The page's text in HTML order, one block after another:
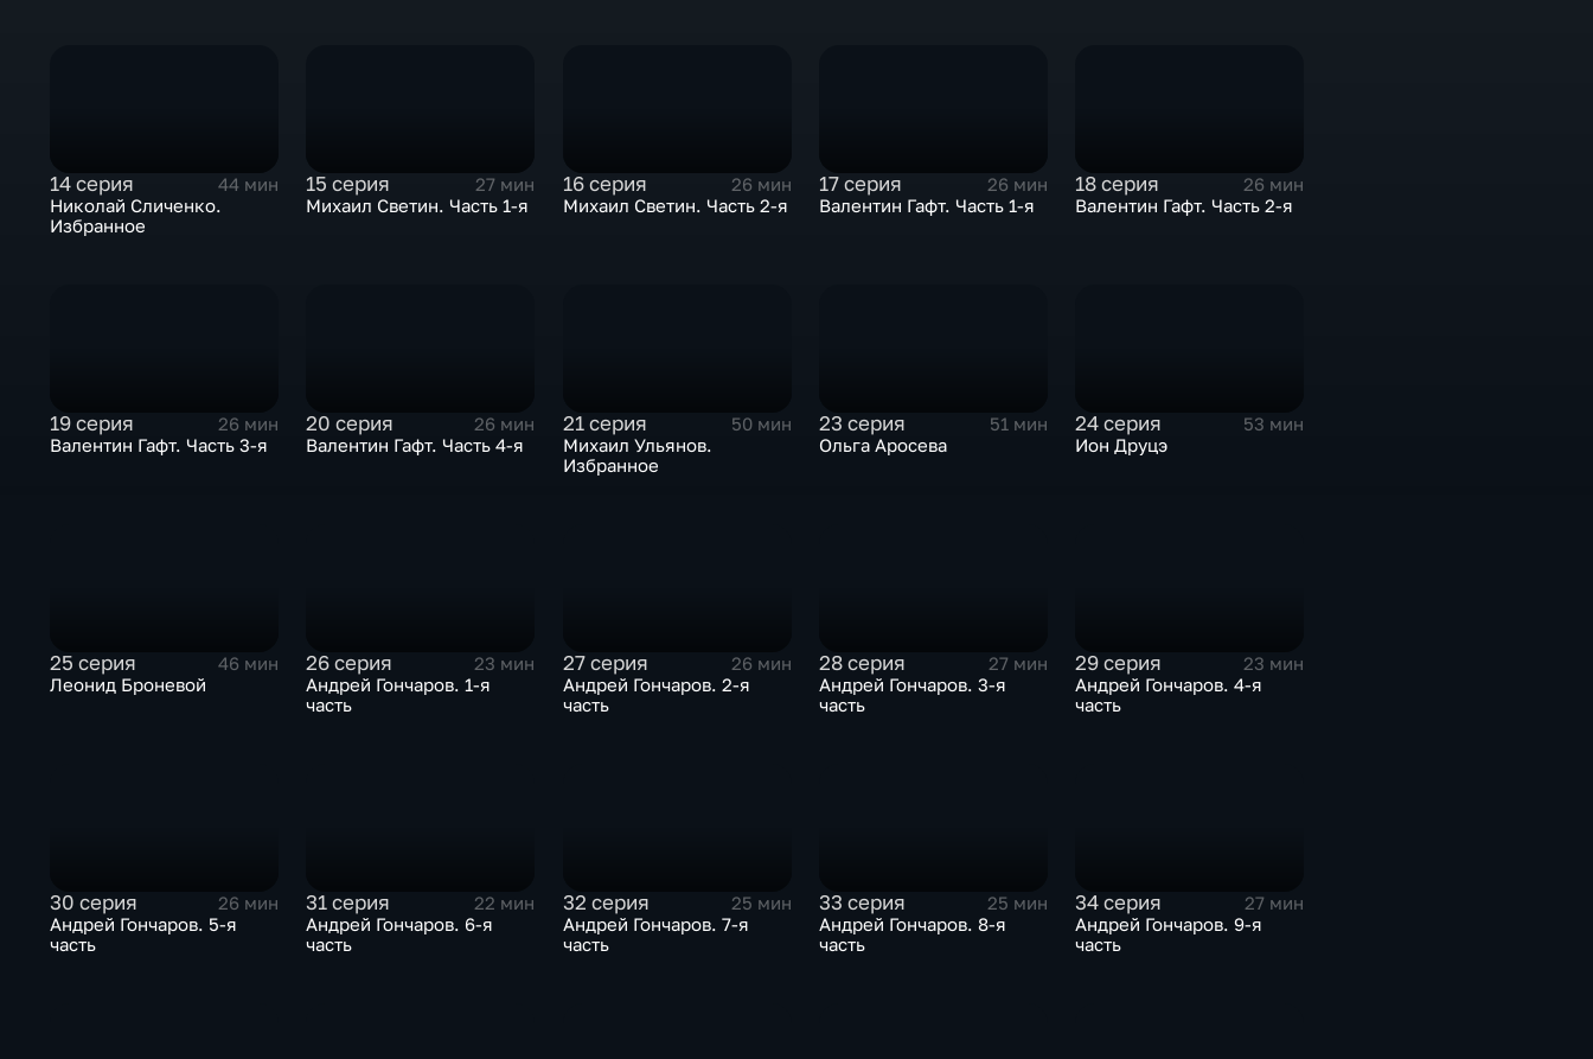
14 серия
44 мин
Николай Сличенко.
Избранное
15 серия
27 мин
Михаил Светин. Часть 1-я
16 серия
26 мин
Михаил Светин. Часть 2-я
17 серия
26 мин
Валентин Гафт. Часть 1-я
18 серия
26 мин
Валентин Гафт. Часть 2-я
19 серия
26 мин
Валентин Гафт. Часть 3-я
20 серия
26 мин
Валентин Гафт. Часть 4-я
21 серия
50 мин
Михаил Ульянов.
Избранное
23 серия
51 мин
Ольга Аросева
24 серия
53 мин
Ион Друцэ
25 серия
46 мин
Леонид Броневой
26 серия
23 мин
Андрей Гончаров. 1-я
часть
27 серия
26 мин
Андрей Гончаров. 2-я
часть
28 серия
27 мин
Андрей Гончаров. 3-я
часть
29 серия
23 мин
Андрей Гончаров. 4-я
часть
30 серия
26 мин
Андрей Гончаров. 5-я
часть
31 серия
22 мин
Андрей Гончаров. 6-я
часть
32 серия
25 мин
Андрей Гончаров. 7-я
часть
33 серия
25 мин
Андрей Гончаров. 8-я
часть
34 серия
27 мин
Андрей Гончаров. 9-я
часть